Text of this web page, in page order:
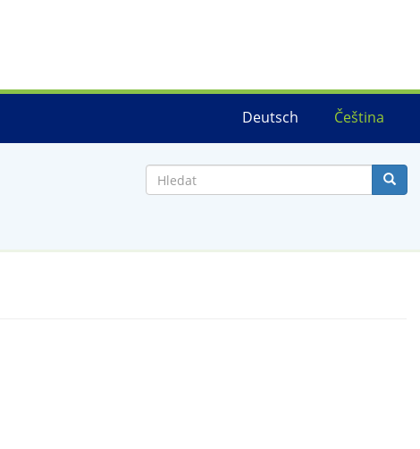
Čeština
Deutsch